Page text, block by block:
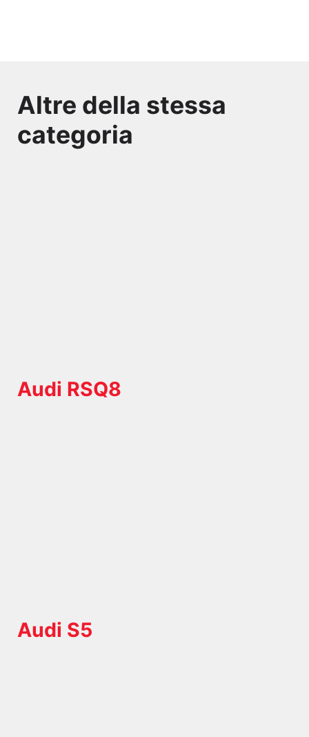
Altre della stessa
categoria
Audi RSQ8
Audi S5